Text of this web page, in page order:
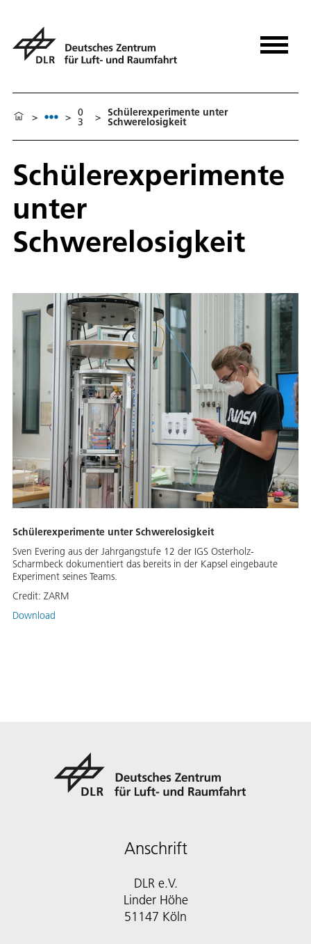
> > 0
3 > Schülerexperimente unter
Schwerelosigkeit
Schülerexperimente
unter
Schwerelosigkeit
Schülerexperimente unter Schwerelosigkeit
Sven Evering aus der Jahrgangstufe 12 der IGS Osterholz-
Scharmbeck dokumentiert das bereits in der Kapsel eingebaute
Experiment seines Teams.
Credit: ZARM
Download
Anschrift
DLR e.V.
Linder Höhe
51147 Köln